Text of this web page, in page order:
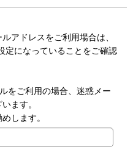
アドレスをご利用場合は、
定になっていることをご確認
をご利用の場合、迷惑メー
ます。
します。